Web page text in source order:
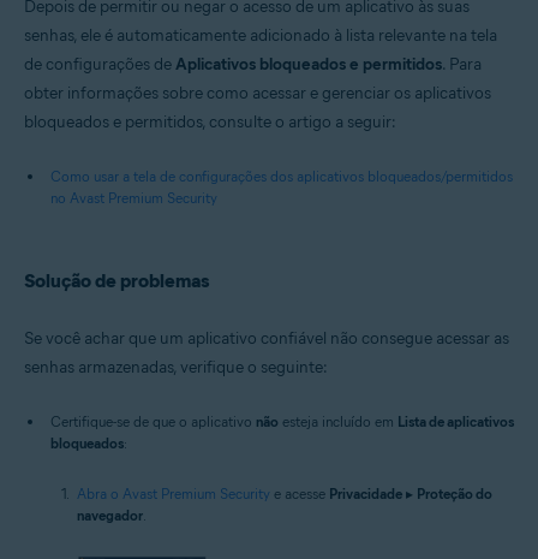
Depois de permitir ou negar o acesso de um aplicativo às suas
senhas, ele é automaticamente adicionado à lista relevante na tela
de configurações deAplicativos bloqueados e permitidos. Para
obter informações sobre como acessar e gerenciar os aplicativos
bloqueados e permitidos, consulte o artigo a seguir:
Como usar a tela de configurações dos aplicativos bloqueados/permitidos
no Avast Premium Security
Solução de problemas
Se você achar que um aplicativo confiável não consegue acessar as
senhas armazenadas, verifique o seguinte:
Certifique-se de que o aplicativo não esteja incluído em Lista de aplicativos
bloqueados:
Abra o Avast Premium Security e acesse Privacidade ▸ Proteção do
navegador